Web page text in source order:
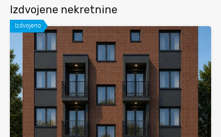
Izdvojene nekretnine
Izdvojeno